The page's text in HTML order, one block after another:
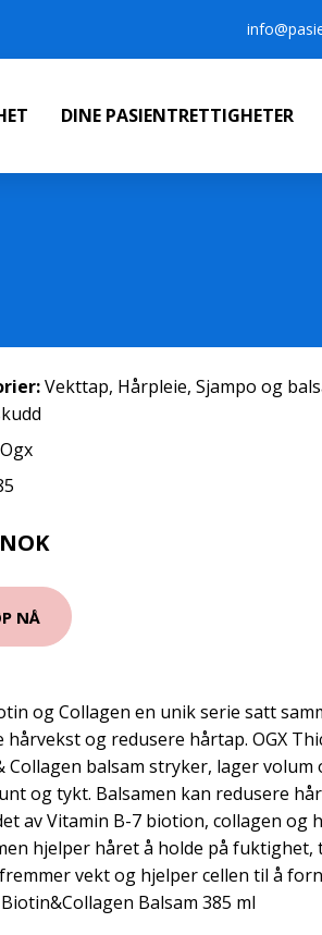
DINE PASIENTRETTIGHETER
Vekttap, Hårpleie, Sjampo og
Ogx
NÅ
og Collagen en unik serie satt
hårvekst og redusere hårtap. OGX
Collagen balsam stryker, lager volum
og tykt. Balsamen kan redusere
av Vitamin B-7 biotion, collagen og
hjelper håret å holde på fuktighet,
vekt og hjelper cellen til å
Balsam 385 ml